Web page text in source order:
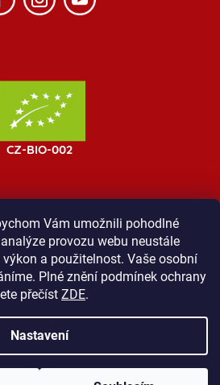
Vám umožnili pohodlné
provozu webu neustále
a použitelnost. Vaše osobní
Plné znění podmínek ochrany
přečíst ZDE.
Nastavení
o nákupu
Obchodní podmínky
osobních údajů
Kontakt
Vytvořil Shoptet